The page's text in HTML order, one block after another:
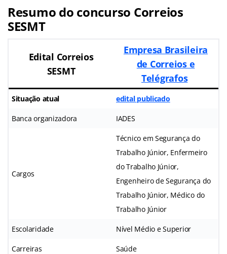
Resumo do concurso Correios
SESMT
Edital Correios
SESMT
Empresa Brasileira
de Correios e
Telégrafos
Situação atual edital publicado
Banca organizadora IADES
Cargos
Técnico em Segurança do
Trabalho Júnior, Enfermeiro
do Trabalho Júnior,
Engenheiro de Segurança do
Trabalho Júnior, Médico do
Trabalho Júnior
Escolaridade Nível Médio e Superior
Carreiras Saúde